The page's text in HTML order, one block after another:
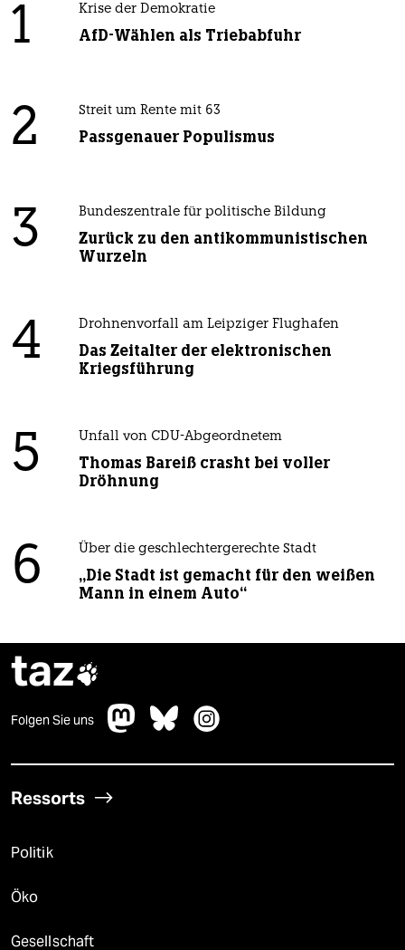
1 Krise der Demokratie
AfD-Wählen als Triebabfuhr
2 Streit um Rente mit 63
Passgenauer Populismus
3 Bundeszentrale für politische Bildung
Zurück zu den antikommunistischen
Wurzeln
4 Drohnenvorfall am Leipziger Flughafen
Das Zeitalter der elektronischen
Kriegsführung
5 Unfall von CDU-Abgeordnetem
Thomas Bareiß crasht bei voller
Dröhnung
6 Über die geschlechtergerechte Stadt
„Die Stadt ist gemacht für den weißen
Mann in einem Auto“
taz
Folgen Sie uns
Ressorts
Politik
Öko
Gesellschaft